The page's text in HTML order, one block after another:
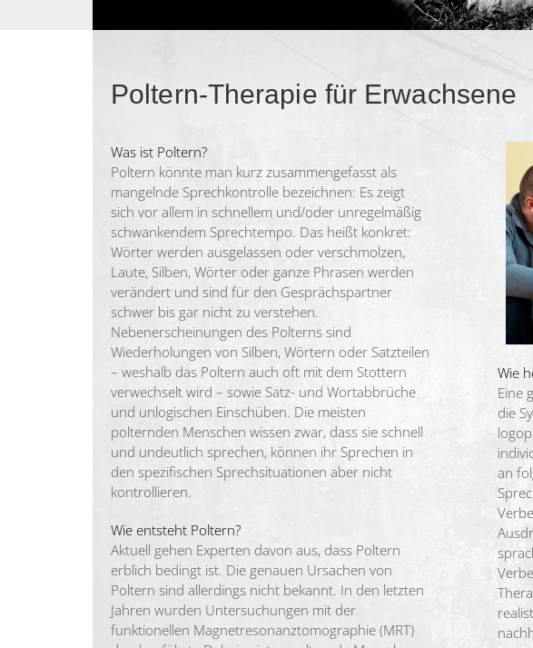
Poltern-Therapie für Erwachsene
Was ist Poltern?
Poltern könnte man kurz zusammengefasst als
mangelnde Sprechkontrolle bezeichnen: Es zeigt
sich vor allem in schnellem und/oder unregelmäßig
schwankendem Sprechtempo. Das heißt konkret:
Wörter werden ausgelassen oder verschmolzen,
Laute, Silben, Wörter oder ganze Phrasen werden
verändert und sind für den Gesprächspartner
schwer bis gar nicht zu verstehen.
Nebenerscheinungen des Polterns sind
Wiederholungen von Silben, Wörtern oder Satzteilen
– weshalb das Poltern auch oft mit dem Stottern
verwechselt wird – sowie Satz- und Wortabbrüche
und unlogischen Einschüben. Die meisten
polternden Menschen wissen zwar, dass sie schnell
und undeutlich sprechen, können ihr Sprechen in
den spezifischen Sprechsituationen aber nicht
kontrollieren.
Wie entsteht Poltern?
Aktuell gehen Experten davon aus, dass Poltern
erblich bedingt ist. Die genauen Ursachen von
Poltern sind allerdings nicht bekannt. In den letzten
Jahren wurden Untersuchungen mit der
funktionellen Magnetresonanztomographie (MRT)
Wie
Eine
die
an